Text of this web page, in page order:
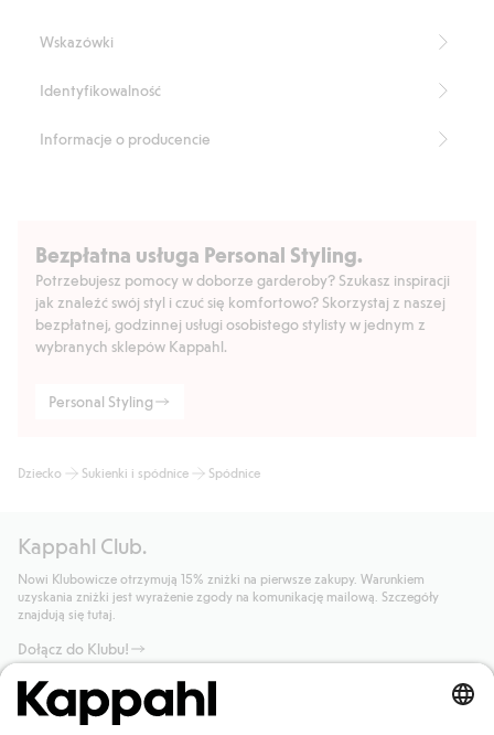
Wskazówki
Identyfikowalność
Informacje o producencie
Bezpłatna usługa Personal Styling.
Potrzebujesz pomocy w doborze garderoby? Szukasz inspiracji
jak znaleźć swój styl i czuć się komfortowo? Skorzystaj z naszej
bezpłatnej, godzinnej usługi osobistego stylisty w jednym z
wybranych sklepów Kappahl.
Personal Styling
Dziecko Sukienki i spódnice Spódnice
Kappahl Club.
Nowi Klubowicze otrzymują 15% zniżki na pierwsze zakupy. Warunkiem
uzyskania zniżki jest wyrażenie zgody na komunikację mailową. Szczegóły
znajdują się tutaj.
Dołącz do Klubu!